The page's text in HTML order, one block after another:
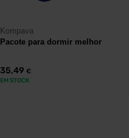
Kompava
Pacote para dormir melhor
35,49 €
EM STOCK